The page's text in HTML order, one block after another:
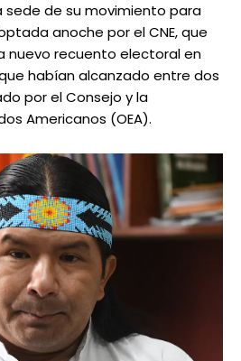
sede de su movimiento para
anoche por el CNE, que
nuevo recuento electoral en
habían alcanzado entre dos
por el Consejo y la
Americanos (OEA).